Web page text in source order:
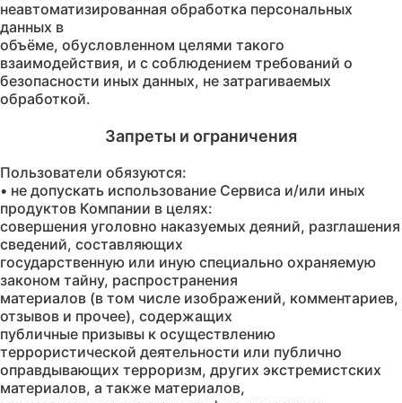
неавтоматизированная обработка персональных
данных в
объёме, обусловленном целями такого
взаимодействия, и с соблюдением требований о
безопасности иных данных, не затрагиваемых
Пользователи обязуются:
• не допускать использование Сервиса и/или иных
продуктов Компании в целях:
совершения уголовно наказуемых деяний, разглашения
сведений, составляющих
государственную или иную специально охраняемую
законом тайну, распространения
материалов (в том числе изображений, комментариев,
отзывов и прочее), содержащих
публичные призывы к осуществлению
террористической деятельности или публично
оправдывающих терроризм, других экстремистских
материалов, а также материалов,